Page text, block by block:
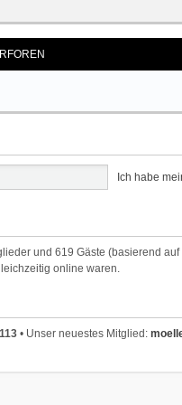
Ich habe
und 619 Gäste (basierend
online waren.
• Unser neuestes Mitglied: